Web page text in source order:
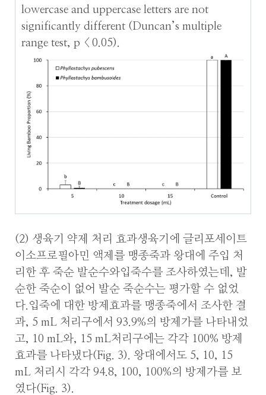
lowercase and uppercase letters are not
significantly different (Duncan’s multiple
range test, p < 0.05).
(2) 생육기 약제 처리 효과생육기에 글리포세이트
이소프로필아민 액제를 맹종죽과 왕대에 주입 처
리한 후 죽순 발순수와입죽수를 조사하였는데, 발
순한 죽순이 없어 발순 죽순수는 평가할 수 없었
다.입죽에 대한 방제효과를 맹종죽에서 조사한 결
과, 5 mL 처리구에서 93.9%의 방제가를 나타내었
고, 10 mL와, 15 mL처리구에는 각각 100% 방제
효과를 나타냈다(Fig. 3). 왕대에서도 5, 10, 15
mL 처리시 각각 94.8, 100, 100%의 방제가를 보
였다(Fig. 3).